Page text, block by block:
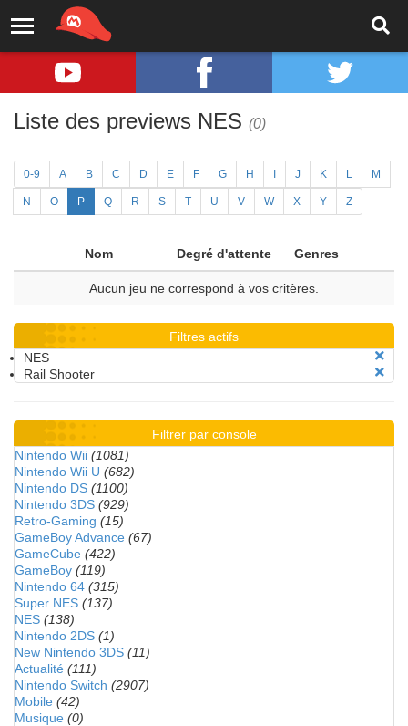
Liste des previews NES (0)
0-9 A B C D E F G H J K L M
N O P Q R S T U V W X Y Z
Nom Degré d'attente Genres
Aucun jeu ne correspond à vos critères.
Filtres actifs
NES
Rail Shooter
Filtrer par console
Nintendo Wii (1081)
Nintendo Wii U (682)
Nintendo DS (1100)
Nintendo 3DS (929)
Retro-Gaming (15)
GameBoy Advance (67)
GameCube (422)
GameBoy (119)
Nintendo 64 (315)
Super NES (137)
NES (138)
Nintendo 2DS (1)
New Nintendo 3DS (11)
Actualité (111)
Nintendo Switch (2907)
Mobile (42)
Musique (0)